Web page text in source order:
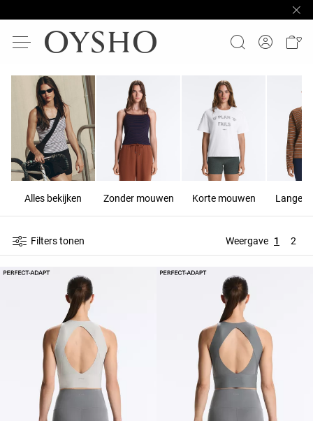
Alles bekijken Zonder mouwen Korte mouwen Lange
Filters tonen Weergave 1 2